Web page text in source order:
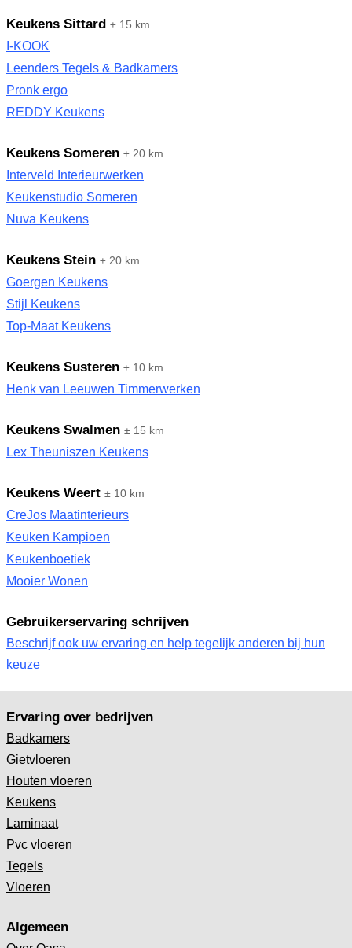
Keukens Sittard ± 15 km
I-KOOK
Leenders Tegels & Badkamers
Pronk ergo
REDDY Keukens
Keukens Someren ± 20 km
Interveld Interieurwerken
Keukenstudio Someren
Nuva Keukens
Keukens Stein ± 20 km
Goergen Keukens
Stijl Keukens
Top-Maat Keukens
Keukens Susteren ± 10 km
Henk van Leeuwen Timmerwerken
Keukens Swalmen ± 15 km
Lex Theuniszen Keukens
Keukens Weert ± 10 km
CreJos Maatinterieurs
Keuken Kampioen
Keukenboetiek
Mooier Wonen
Gebruikerservaring schrijven
Beschrijf ook uw ervaring en help tegelijk anderen bij hun
keuze
Ervaring over bedrijven
Badkamers
Gietvloeren
Houten vloeren
Keukens
Laminaat
Pvc vloeren
Tegels
Vloeren
Algemeen